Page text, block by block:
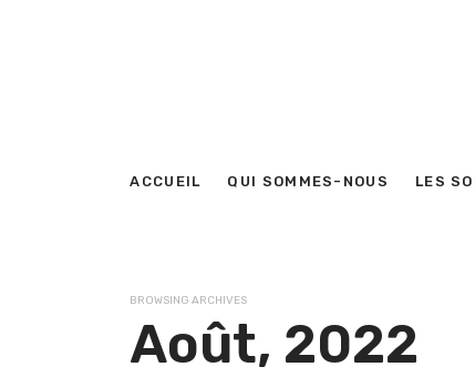
ACCUEIL QUI SOMMES-NOUS LES
BROWSING ARCHIVES
Août, 2022